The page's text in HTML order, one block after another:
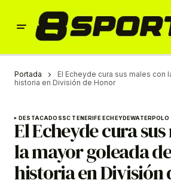
Portada
El Echeyde cura sus males con
historia en División de Honor
DESTACADOSSC TENERIFE ECHEYDEWATERPOLO
El Echeyde cura
la mayor goleada
historia en División